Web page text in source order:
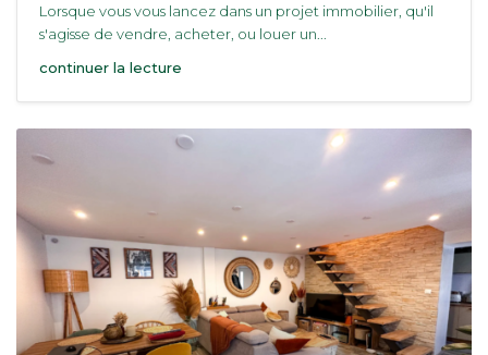
Lorsque vous vous lancez dans un projet immobilier, qu'il
s'agisse de vendre, acheter, ou louer un...
continuer la lecture